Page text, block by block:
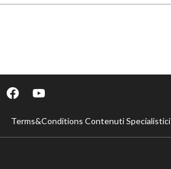
Terms&Conditions Contenuti Specialistici